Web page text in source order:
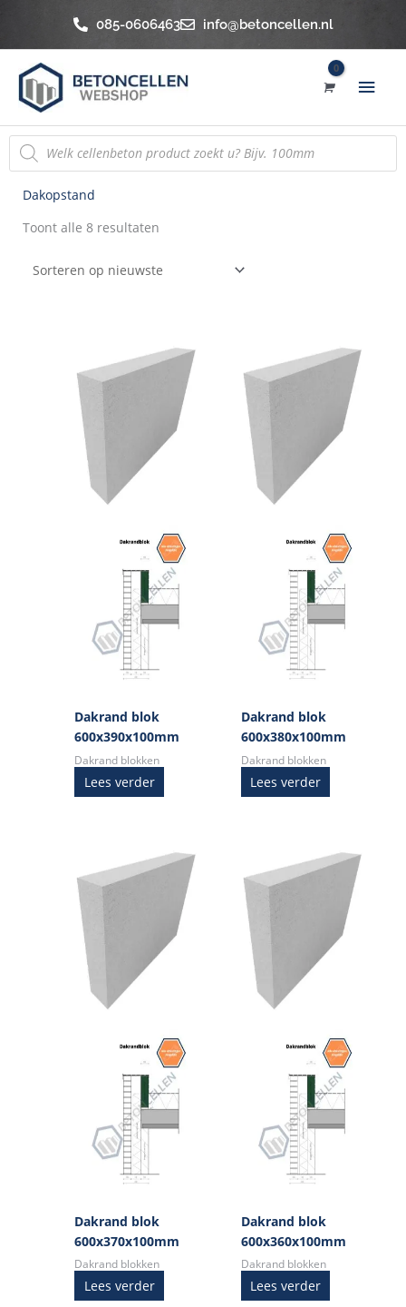
de
inhoud
085-0606463 info@betoncellen.nl
Producten
zoeken
Dakopstand
Toont alle 8 resultaten
Dakrand blok
600x390x100mm
Dakrand blokken
Lees verder
Dakrand blok
600x380x100mm
Dakrand blokken
Lees verder
Dakrand blok
600x370x100mm
Dakrand blokken
Lees verder
Dakrand blok
600x360x100mm
Dakrand blokken
Lees verder